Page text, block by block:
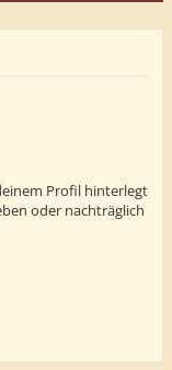
Profil hinterlegt
oder nachträglich